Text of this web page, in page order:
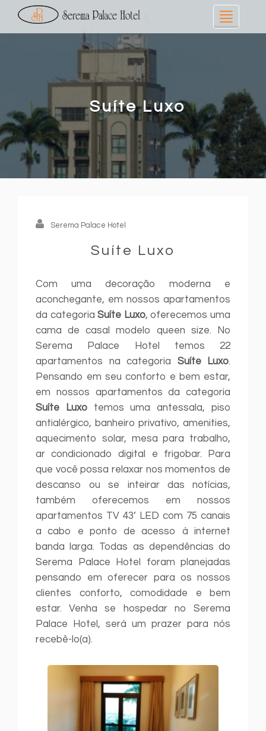
Toggle
Suíte Luxo
Serema Palace Hotel
Suíte Luxo
Com uma decoração moderna e
aconchegante, em nossos apartamentos
da categoriaSuíte Luxo, oferecemos uma
cama de casal modelo queen size. No
Serema Palace Hotel temos 22
apartamentos na categoria Suíte Luxo.
Pensando em seu conforto e bem estar,
em nossos apartamentos da categoria
Suíte Luxotemos uma antessala, piso
antialérgico, banheiro privativo, amenities,
aquecimento solar, mesa para trabalho,
ar condicionado digital e frigobar. Para
que você possa relaxar nos momentos de
descanso ou se inteirar das notícias,
também oferecemos em nossos
apartamentos TV 43’ LED com 75 canais
a cabo e ponto de acesso à internet
banda larga. Todas as dependências do
Serema Palace Hotel foram planejadas
pensando em oferecer para os nossos
clientes conforto, comodidade e bem
estar. Venha se hospedar no Serema
Palace Hotel, será um prazer para nós
recebê-lo(a).